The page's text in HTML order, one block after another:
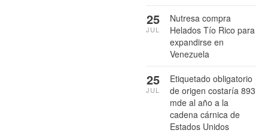
Nutresa compra
Helados Tío Rico para
expandirse en
Venezuela
25
JUL
Etiquetado obligatorio
de origen costaría 893
mde al año a la
cadena cárnica de
Estados Unidos
25
JUL